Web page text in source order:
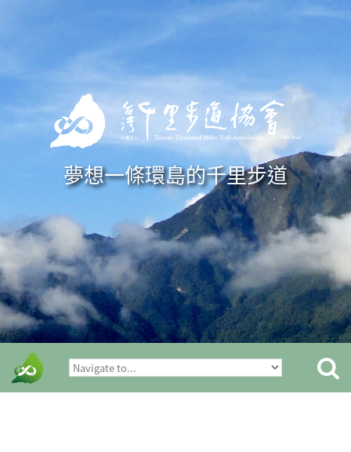
夢想一條環島的千里步道